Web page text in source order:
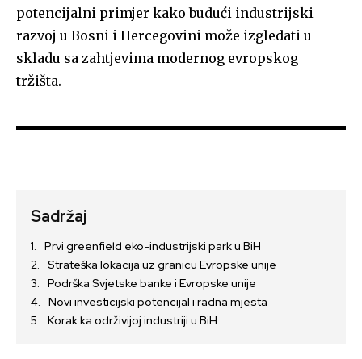
potencijalni primjer kako budući industrijski
razvoj u Bosni i Hercegovini može izgledati u
skladu sa zahtjevima modernog evropskog
tržišta.
Sadržaj
Prvi greenfield eko-industrijski park u BiH
Strateška lokacija uz granicu Evropske unije
Podrška Svjetske banke i Evropske unije
Novi investicijski potencijal i radna mjesta
Korak ka održivijoj industriji u BiH